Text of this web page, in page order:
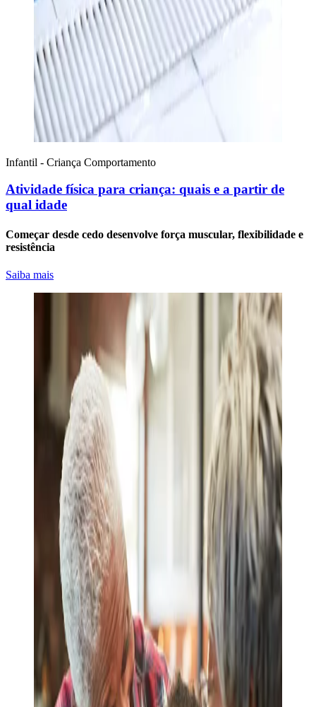
Infantil - Criança Comportamento
Atividade física para criança: quais e a partir de
qual idade
Começar desde cedo desenvolve força muscular, flexibilidade e
resistência
Saiba mais